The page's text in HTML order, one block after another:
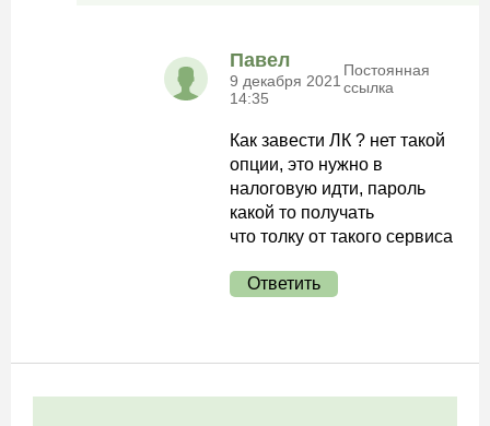
Павел
9 декабря 2021
14:35
Постоянная
ссылка
Как завести ЛК ? нет такой
опции, это нужно в
налоговую идти, пароль
какой то получать
что толку от такого сервиса
Ответить